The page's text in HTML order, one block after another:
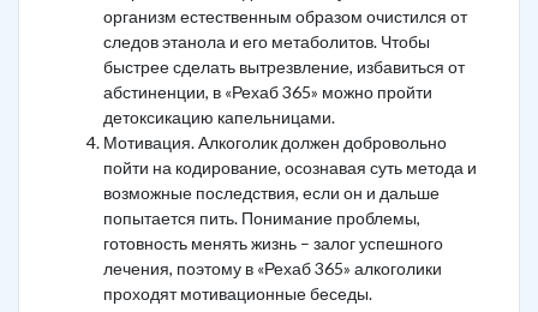
организм естественным образом очистился от
следов этанола и его метаболитов. Чтобы
быстрее сделать вытрезвление, избавиться от
абстиненции, в «Рехаб 365» можно пройти
детоксикацию капельницами.
Мотивация. Алкоголик должен добровольно
пойти на кодирование, осознавая суть метода и
возможные последствия, если он и дальше
попытается пить. Понимание проблемы,
готовность менять жизнь – залог успешного
лечения, поэтому в «Рехаб 365» алкоголики
проходят мотивационные беседы.